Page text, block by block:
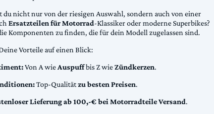
nicht nur von der riesigen Auswahl, sondern auch von einer
Ersatzteilen für Motorrad-Klassiker oder moderne Superbikes?
Komponenten zu finden, die für dein Modell zugelassen sind.
Vorteile auf einen Blick:
Von A wieAuspuffbis Z wieZündkerzen.
Top-Qualitätzu besten Preisen.
Lieferung ab 100,-€ bei Motorradteile Versand.